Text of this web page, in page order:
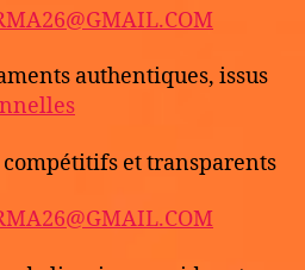
authentiques, issus
compétitifs et transparents